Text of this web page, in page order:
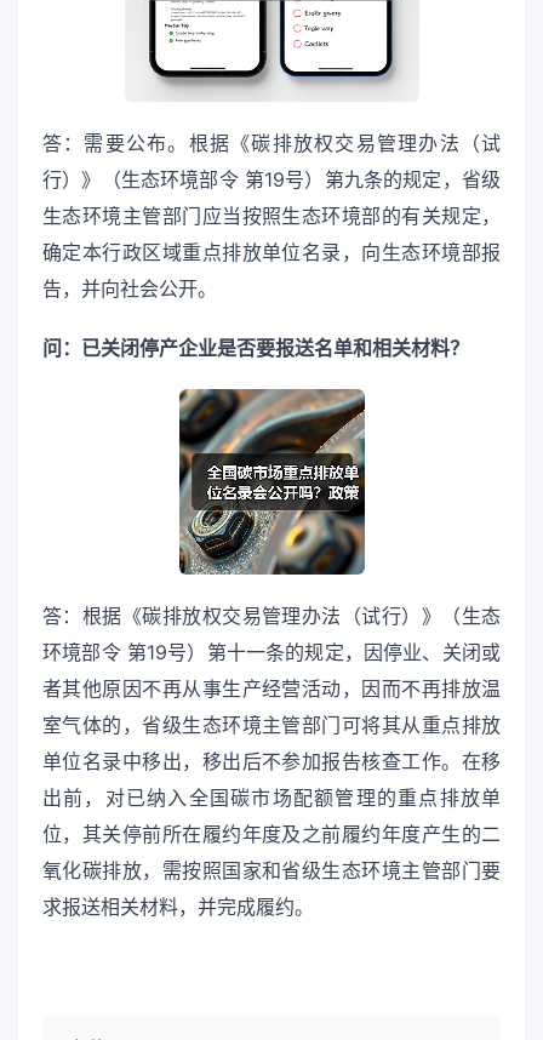
答：需要公布。根据《碳排放权交易管理办法（试
行）》（生态环境部令 第19号）第九条的规定，省级
生态环境主管部门应当按照生态环境部的有关规定，
确定本行政区域重点排放单位名录，向生态环境部报
告，并向社会公开。
问：已关闭停产企业是否要报送名单和相关材料？
答：根据《碳排放权交易管理办法（试行）》（生态
环境部令 第19号）第十一条的规定，因停业、关闭或
者其他原因不再从事生产经营活动，因而不再排放温
室气体的，省级生态环境主管部门可将其从重点排放
单位名录中移出，移出后不参加报告核查工作。在移
出前，对已纳入全国碳市场配额管理的重点排放单
位，其关停前所在履约年度及之前履约年度产生的二
氧化碳排放，需按照国家和省级生态环境主管部门要
求报送相关材料，并完成履约。